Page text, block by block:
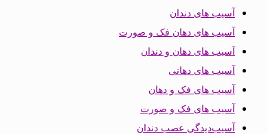
آسیب های دندان
آسیب های دهان فک و صورت
آسیب های دهان و دندان
آسیب های دهانی
آسیب های فک و دهان
آسیب های فک و صورت
آسیب‌دیدگی عصب دندان